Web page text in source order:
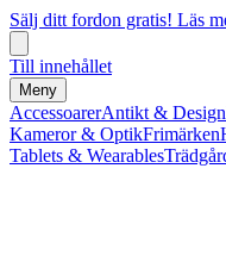
Sälj ditt fordon gratis! Läs
Till innehållet
Meny
AccessoarerAntikt & Design
Kameror & OptikFrimärken
Tablets & Wearables